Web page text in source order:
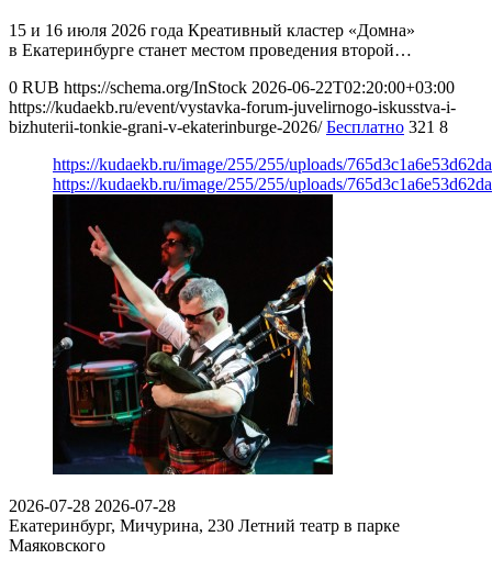
15 и 16 июля 2026 года Креативный кластер «Домна»
в Екатеринбурге станет местом проведения второй…
0 RUB https://schema.org/InStock 2026-06-22T02:20:00+03:00
https://kudaekb.ru/event/vystavka-forum-juvelirnogo-iskusstva-i-
bizhuterii-tonkie-grani-v-ekaterinburge-2026/ Бесплатно 321 8
https://kudaekb.ru/image/255/255/uploads/
https://kudaekb.ru/image/255/255/uploads/
2026-07-28 2026-07-28
Екатеринбург, Мичурина, 230 Летний театр в парке
Маяковского